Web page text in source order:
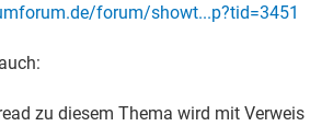
forum/showt...p?tid=3451
zu diesem Thema wird mit Verweis